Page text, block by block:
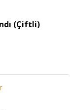
(Çiftli)